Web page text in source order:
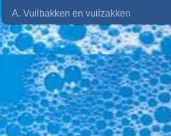
A. Vuilbakken en vuilzakken